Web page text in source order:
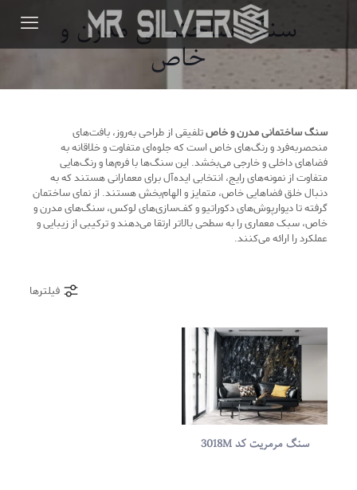
سنگ ساختمانی مدرن و
خاص
سنگ ساختمانی مدرن و خاصتلفیقی از طراحی به‌روز، بافت‌های
منحصر‌به‌فرد و رنگ‌های خاص است که جلوه‌ای متفاوت و خلاقانه به
فضاهای داخلی و خارجی می‌بخشد. این سنگ‌ها با فرم‌ها و رنگ‌هایی
متفاوت از نمونه‌های رایج، انتخابی ایده‌آل برای معمارانی هستند که به
دنبال خلق فضاهایی خاص، متمایز و الهام‌بخش هستند. از نمای ساختمان
گرفته تا دیوارپوش‌های دکوراتیو و کف‌سازی‌های لوکس، سنگ‌های مدرن و
خاص، سبک معماری را به سطحی بالاتر ارتقا می‌دهند و ترکیبی از زیبایی و
عملکرد را ارائه می‌کنند.
فیلترها
سنگ مرمریت کد 3018M